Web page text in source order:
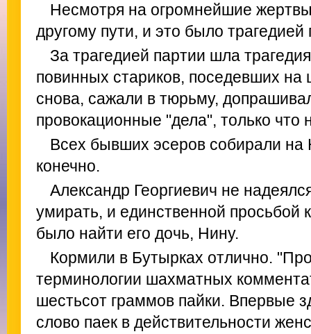
Несмотря на огромнейшие
другому пути, и это было трагедией
За трагедией партии шла
повинных стариков, поседевших на
снова, сажали в тюрьму,
провокационные "дела", только что
Всех бывших эсеров собирали
конечно.
Александр Георгиевич не
умирать, и единственной просьбой
было найти его дочь, Нину.
Кормили в Бутырках отлично.
терминологии шахматных
шестьсот граммов пайки. Впервые
слово паек в действительности